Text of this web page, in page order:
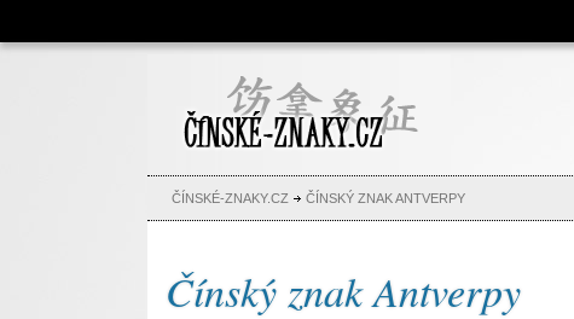
Čínské znaky, česko-čínský
slovník, abeceda, jména,
tetování
ČÍNSKÉ-ZNAKY.CZ ČÍNSKÝ ZNAK ANTVERPY
Čínský znak Antverpy